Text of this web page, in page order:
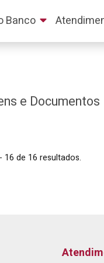
Banco
e Documentos
16 de 16 resultados.